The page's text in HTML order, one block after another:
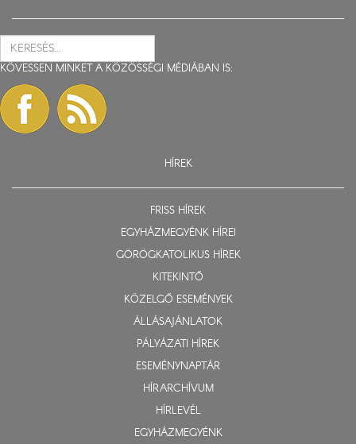
KÖVESSEN MINKET A KÖZÖSSÉGI MÉDIÁBAN IS:
HÍREK
FRISS HÍREK
EGYHÁZMEGYÉNK HÍREI
GÖRÖGKATOLIKUS HÍREK
KITEKINTŐ
KÖZELGŐ ESEMÉNYEK
ÁLLÁSAJÁNLATOK
PÁLYÁZATI HÍREK
ESEMÉNYNAPTÁR
HÍRARCHÍVUM
HÍRLEVÉL
EGYHÁZMEGYÉNK